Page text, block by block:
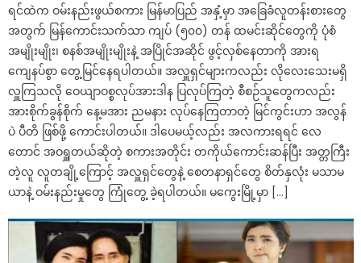
ရင်ထဲက ဝမ်းနည်းဖွယ်စကား မြန်မာပြည် အနှံ့မှာ အခြေခံလူတန်းစားတွေ
အတွက် မြန်ကောင်းသက်သာ ကျပ် (၅၀၀) တန် ထမင်းဆိုင်တွေကို ပုံစံ
အမျိုးမျိုး၊ စနစ်အမျိုးမျိုးနဲ့ အပြိုင်အဆိုင် ဖွင့်လှစ်နေတာကို အားရ
ကျေနပ်စွာ တွေ့မြင်နေရပါတယ်။ အလှူရှင်များကလည်း လိုလေးသေးမရှိ
လှူကြသလို ဝေယျာဝစ္စလုပ်အားဒါန ပြလုပ်ကြတဲ့ စီစဉ်သူတွေကလည်း
အားစိုက်ခွန်စိုက် နေ့မအား ညမနား လုပ်နေကြတာတဲ့ မြင်ကွင်းဟာ အလွန်
ပဲ ပီတိ ဖြစ်ဖို့ ကောင်းပါတယ်။ ဒါပေမယ့်လည်း အလကားရရင် လေ
တောင် အဝရှူတယ်ဆိုတဲ့ စကားအတိုင်း တကိုယ်ကောင်းဆန်ပြီး အတ္တကြီး
တဲ့လူ လူတချို့ကြောင့် အလှူရှင်တွေနဲ့ စေတနာရှင်တွေ စိတ်နှလုံး မသာမ
ယာနဲ့ ဝမ်းနည်းမှုတွေ ကြုံတွေ့ ခဲ့ရပါတယ်။ မကွေးမြို့မှာ […]